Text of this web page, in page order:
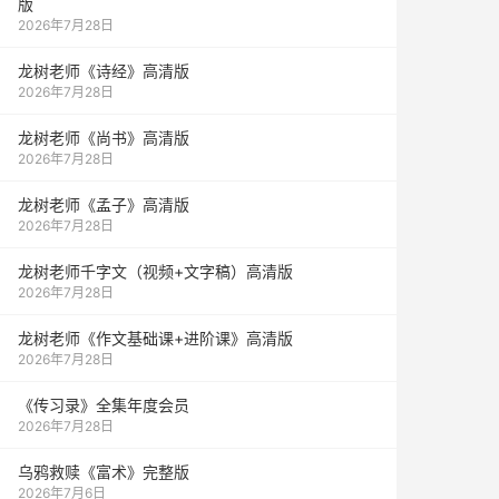
版
2026年7月28日
龙树老师《诗经》高清版
2026年7月28日
龙树老师《尚书》高清版
2026年7月28日
龙树老师《孟子》高清版
2026年7月28日
龙树老师千字文（视频+文字稿）高清版
2026年7月28日
龙树老师《作文基础课+进阶课》高清版
2026年7月28日
《传习录》全集年度会员
2026年7月28日
乌鸦救赎《富术》完整版
2026年7月6日